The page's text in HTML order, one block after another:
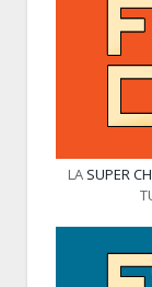
LA SUPER